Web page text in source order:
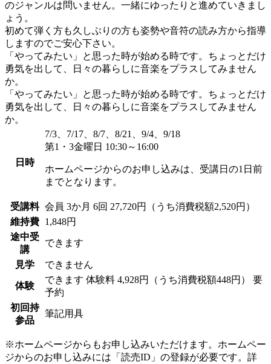
のジャンルは問いません。一緒にゆったりと進めていきまし
ょう。
初めて弾く方も久しぶりの方も姿勢や音符の読み方から指導
しますのでご安心下さい。
「やってみたい」と思った時が始める時です。ちょっとだけ
勇気を出して、日々の暮らしに音楽をプラスしてみません
か。
「やってみたい」と思った時が始める時です。ちょっとだけ
勇気を出して、日々の暮らしに音楽をプラスしてみません
か。
日時
7/3、7/17、8/7、8/21、9/4、9/18
第1・3金曜日 10:30～16:00
ホームページからのお申し込みは、受講日の1日前
までとなります。
受講料 会員 3か月 6回 27,720円（うち消費税額2,520円）
維持費
1,848円
途中受
講
できます
見学 できません
体験
できます 体験料 4,928円（うち消費税額448円） 要
予約
初回持
参品
筆記用具
※ホームページからもお申し込みいただけます。ホームペー
ジからのお申し込みには「読売ID」の登録が必要です。詳